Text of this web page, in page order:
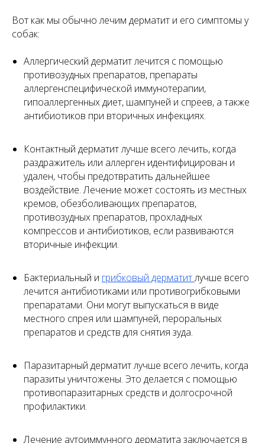
Вот как мы обычно лечим дерматит и его симптомы у
собак:
Аллергический дерматит лечится с помощью
противозудных препаратов, препараты
аллергенспецифической иммунотерапии,
гипоаллергенных диет, шампуней и спреев, а также
антибиотиков при вторичных инфекциях.
Контактный дерматит лучше всего лечить, когда
раздражитель или аллерген идентифицирован и
удален, чтобы предотвратить дальнейшее
воздействие. Лечение может состоять из местных
кремов, обезболивающих препаратов,
противозудных препаратов, прохладных
компрессов и антибиотиков, если развиваются
вторичные инфекции.
Бактериальный и грибковый дерматитлучше всего
лечится антибиотиками или противогрибковыми
препаратами. Они могут выпускаться в виде
местного спрея или шампуней, пероральных
препаратов и средств для снятия зуда.
Паразитарный дерматит лучше всего лечить, когда
паразиты уничтожены. Это делается с помощью
противопаразитарных средств и долгосрочной
профилактики.
Лечение аутоиммунного дерматита заключается в